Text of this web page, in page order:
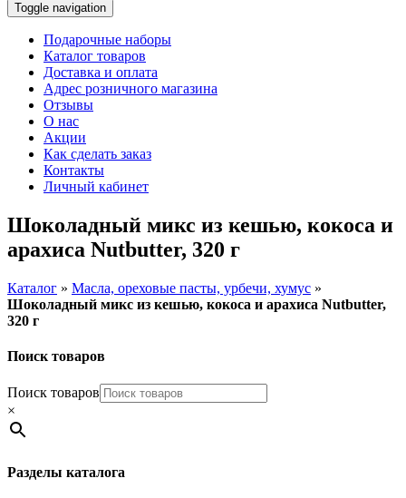
Toggle navigation
Подарочные наборы
Каталог товаров
Доставка и оплата
Адрес розничного магазина
Отзывы
О нас
Акции
Как сделать заказ
Контакты
Личный кабинет
Шоколадный микс из кешью, кокоса и
арахиса Nutbutter, 320 г
Каталог » Масла, ореховые пасты, урбечи, хумус »
Шоколадный микс из кешью, кокоса и арахиса Nutbutter,
320 г
Поиск товаров
Поиск товаров
×
Разделы каталога